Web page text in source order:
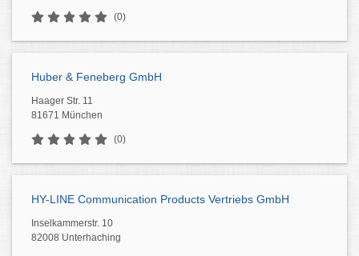
(0)
Huber & Feneberg GmbH
Haager Str. 11
81671 München
(0)
HY-LINE Communication Products Vertriebs GmbH
Inselkammerstr. 10
82008 Unterhaching